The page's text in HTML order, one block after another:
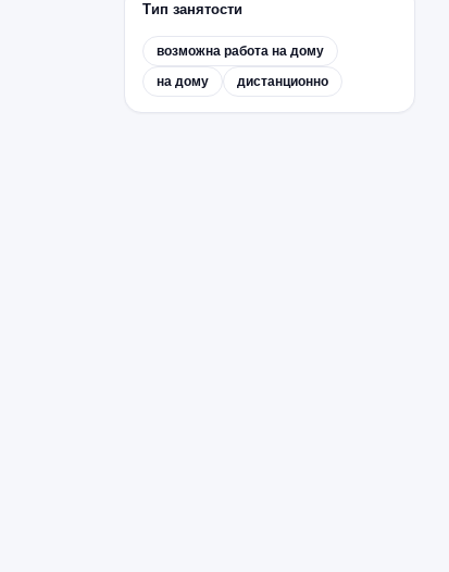
Тип занятости
возможна работа на дому
на дому
дистанционно